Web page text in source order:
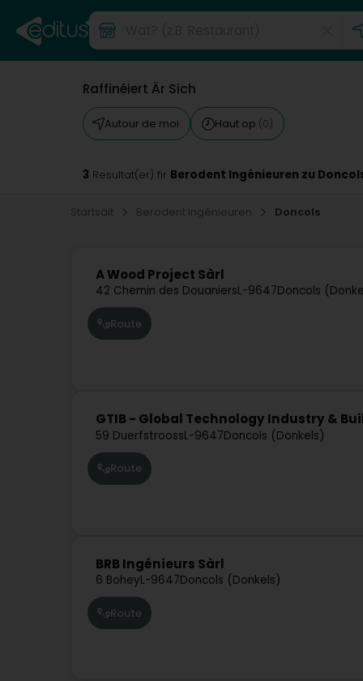
Raffinéiert Är Sich
Autour de moi Haut op (0)
3 Resultat(er) fir Berodent Ingénieuren zu
Startsäit Berodent Ingénieuren Doncols
A Wood Project Sàrl
42 Chemin des DouaniersL-9647Doncols
Route
GTIB - Global Technology Industry &
59 DuerfstroossL-9647Doncols (Donkels)
Route
BRB Ingénieurs Sàrl
6 BoheyL-9647Doncols (Donkels)
Route